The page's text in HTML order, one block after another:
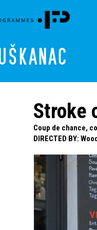
Stroke
Coup de chance,
DIRECTED BY: